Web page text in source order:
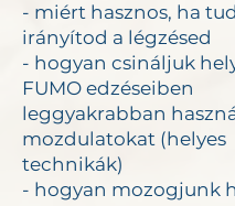
- miért hasznos, ha
irányítod a légzésed
- hogyan csináljuk
FUMO edzéseiben
leggyakrabban
mozdulatokat (helyes
technikák)
- hogyan mozogjunk